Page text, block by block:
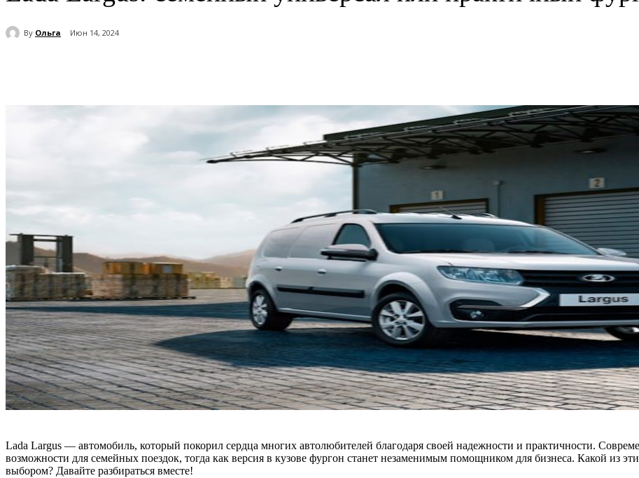
By Ольга Июн 14, 2024
Lada Largus — автомобиль, который покорил сердца многих автолюбителей благодаря своей надежности и практичности.
возможности для семейных поездок, тогда как версия в кузове фургон станет незаменимым помощником для бизнеса. Какой из
выбором? Давайте разбираться вместе!